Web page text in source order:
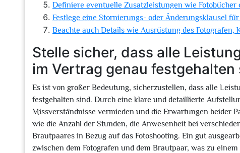
Definiere eventuelle Zusatzleistungen wie
Festlege eine Stornierungs- oder Änderungsklausel
Beachte auch Details wie Ausrüstung des
Stelle sicher, dass alle
im Vertrag genau festgehalten
Es ist von großer Bedeutung, sicherzustellen, dass alle
festgehalten sind. Durch eine klare und detaillierte
Missverständnisse vermieden und die Erwartungen beider
wie die Anzahl der Stunden, die Anwesenheit bei
Brautpaares in Bezug auf das Fotoshooting. Ein gut
zwischen dem Fotografen und dem Brautpaar, was zu